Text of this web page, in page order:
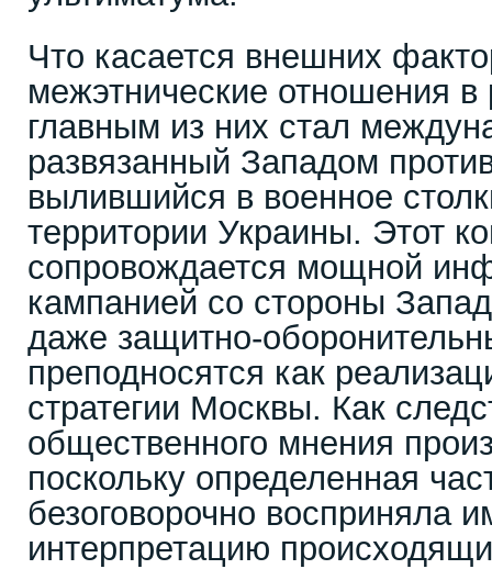
Что касается внешних
межэтнические отношения в
главным из них стал
развязанный Западом
вылившийся в военное
территории Украины. Этот
сопровождается мощной
кампанией со стороны
даже защитно-
преподносятся как
стратегии Москвы. Как
общественного мнения
поскольку определенная
безоговорочно восприняла
интерпретацию